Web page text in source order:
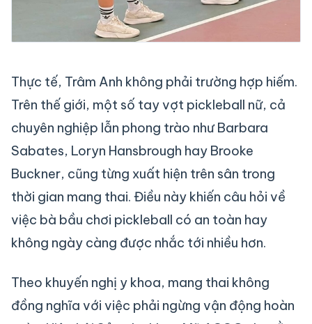
Thực tế, Trâm Anh không phải trường hợp hiếm.
Trên thế giới, một số tay vợt pickleball nữ, cả
chuyên nghiệp lẫn phong trào như Barbara
Sabates, Loryn Hansbrough hay Brooke
Buckner, cũng từng xuất hiện trên sân trong
thời gian mang thai. Điều này khiến câu hỏi về
việc bà bầu chơi pickleball có an toàn hay
không ngày càng được nhắc tới nhiều hơn.
Theo khuyến nghị y khoa, mang thai không
đồng nghĩa với việc phải ngừng vận động hoàn